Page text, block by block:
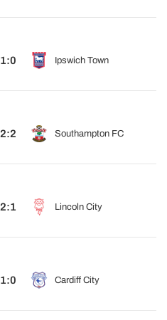
1:0 Ipswich Town
2:2 Southampton FC
2:1 Lincoln City
1:0 Cardiff City